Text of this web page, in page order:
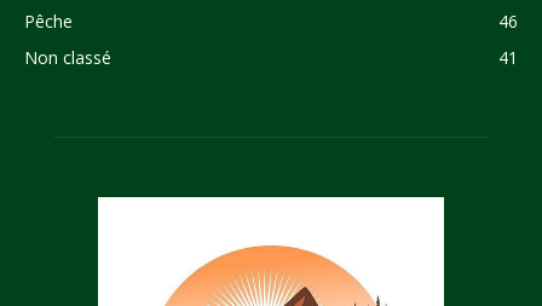
Pêche
46
Non classé
41